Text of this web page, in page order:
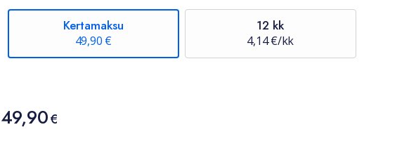
Kertamaksu
49,90 €
12 kk
4,14 €/kk
Hinta
49,90 €
49,90€